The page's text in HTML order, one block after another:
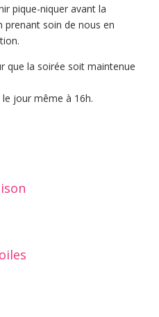
pique-niquer avant la
prenant soin de nous en
que la soirée soit maintenue
jour même à 16h.